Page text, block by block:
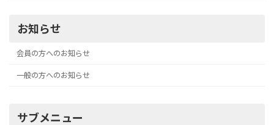
お知らせ
会員の方へのお知らせ
一般の方へのお知らせ
サブメニュー